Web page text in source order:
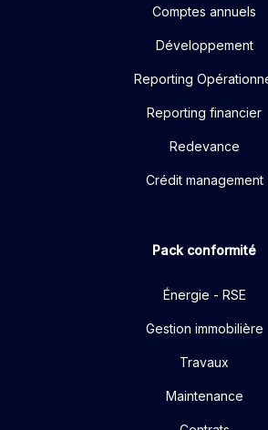
Comptes annuels
Développement
Reporting
Reporting financier
Redevance
Crédit management
Pack conformité
Énergie - RSE
Gestion immobilière
Travaux
Maintenance